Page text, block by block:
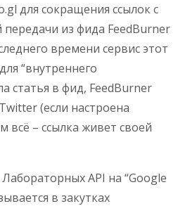
для сокращения ссылок с
из фида FeedBurner
времени сервис этот
“внутреннего
статья в фид, FeedBurner
(если настроена
всё – ссылка живет своей
API на “Google
в закутках